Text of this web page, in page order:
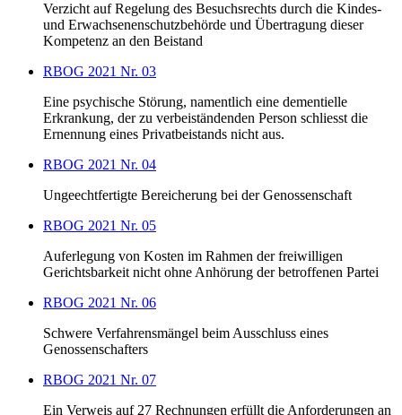
Verzicht auf Regelung des Besuchsrechts durch die Kindes-
und Erwachsenenschutzbehörde und Übertragung dieser
Kompetenz an den Beistand
RBOG 2021 Nr. 03
Eine psychische Störung, namentlich eine dementielle
Erkrankung, der zu verbeiständenden Person schliesst die
Ernennung eines Privatbeistands nicht aus.
RBOG 2021 Nr. 04
Ungeechtfertigte Bereicherung bei der Genossenschaft
RBOG 2021 Nr. 05
Auferlegung von Kosten im Rahmen der freiwilligen
Gerichtsbarkeit nicht ohne Anhörung der betroffenen Partei
RBOG 2021 Nr. 06
Schwere Verfahrensmängel beim Ausschluss eines
Genossenschafters
RBOG 2021 Nr. 07
Ein Verweis auf 27 Rechnungen erfüllt die Anforderungen an